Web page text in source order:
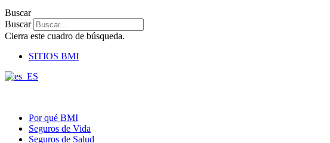
Buscar
Buscar
Cierra este cuadro de búsqueda.
SITIOS BMI
Por qué BMI
Seguros de Vida
Seguros de Salud